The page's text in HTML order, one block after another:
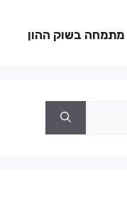
מתמחה בשוק ההון